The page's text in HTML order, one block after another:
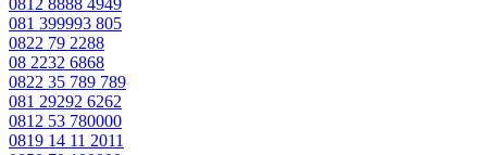
081 399993 805
0822 79 2288
08 2232 6868
0822 35 789 789
081 29292 6262
0812 53 780000
0819 14 11 2011